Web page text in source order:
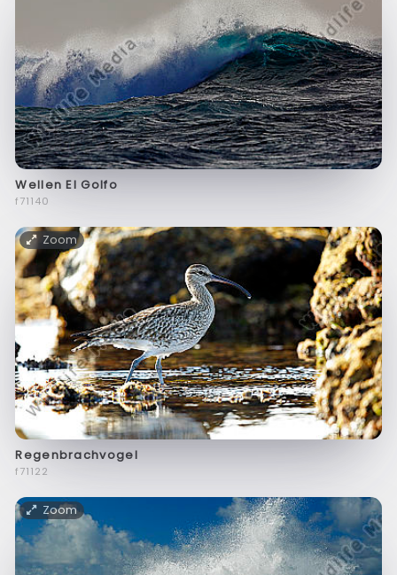
Wellen El Golfo
f71140
Zoom
Regenbrachvogel
f71122
Zoom